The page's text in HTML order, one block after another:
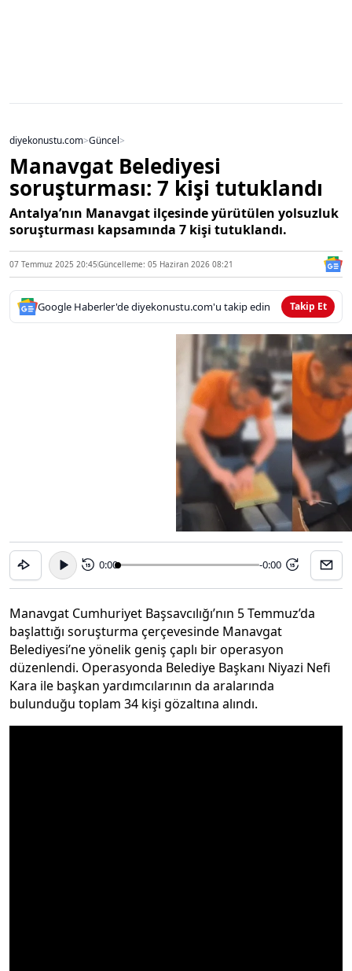
diyekonustu.com>Güncel>
Manavgat Belediyesi
soruşturması: 7 kişi tutuklandı
Antalya’nın Manavgat ilçesinde yürütülen yolsuzluk
soruşturması kapsamında 7 kişi tutuklandı.
07 Temmuz 2025 20:45Güncelleme: 05 Haziran 2026 08:21
Google Haberler'de diyekonustu.com'u takip edin Takip Et
15 0:00 -0:00 15
Manavgat Cumhuriyet Başsavcılığı’nın 5 Temmuz’da
başlattığı soruşturma çerçevesinde Manavgat
Belediyesi’ne yönelik geniş çaplı bir operasyon
düzenlendi. Operasyonda Belediye Başkanı Niyazi Nefi
Kara ile başkan yardımcılarının da aralarında
bulunduğu toplam 34 kişi gözaltına alındı.